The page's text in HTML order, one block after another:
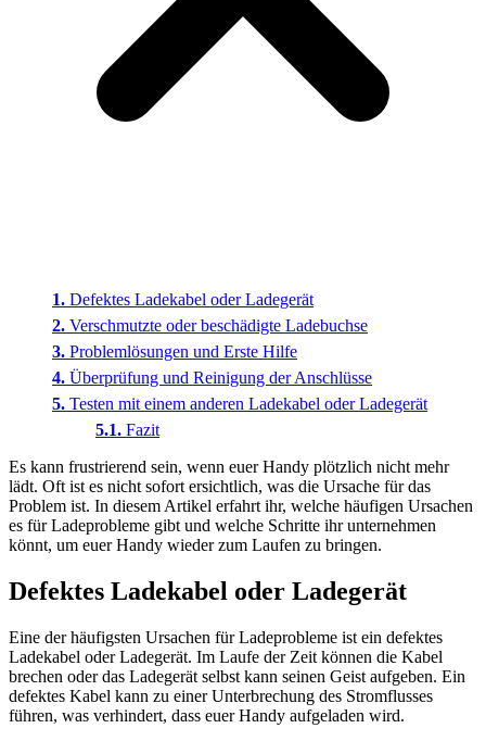
Defektes Ladekabel oder Ladegerät
Verschmutzte oder beschädigte Ladebuchse
Problemlösungen und Erste Hilfe
Überprüfung und Reinigung der Anschlüsse
Testen mit einem anderen Ladekabel oder Ladegerät
Fazit
Es kann frustrierend sein, wenn euer Handy plötzlich nicht mehr
lädt. Oft ist es nicht sofort ersichtlich, was die Ursache für das
Problem ist. In diesem Artikel erfahrt ihr, welche häufigen Ursachen
es für Ladeprobleme gibt und welche Schritte ihr unternehmen
könnt, um euer Handy wieder zum Laufen zu bringen.
Defektes Ladekabel oder Ladegerät
Eine der häufigsten Ursachen für Ladeprobleme ist ein defektes
Ladekabel oder Ladegerät. Im Laufe der Zeit können die Kabel
brechen oder das Ladegerät selbst kann seinen Geist aufgeben. Ein
defektes Kabel kann zu einer Unterbrechung des Stromflusses
führen, was verhindert, dass euer Handy aufgeladen wird.